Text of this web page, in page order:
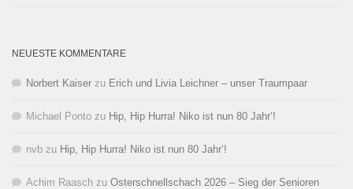
NEUESTE KOMMENTARE
Norbert Kaiser zu Erich und Livia Leichner – unser Traumpaar
Michael Ponto zu Hip, Hip Hurra! Niko ist nun 80 Jahr‘!
nvb zu Hip, Hip Hurra! Niko ist nun 80 Jahr‘!
Achim Raasch zu Osterschnellschach 2026 – Sieg der Senioren